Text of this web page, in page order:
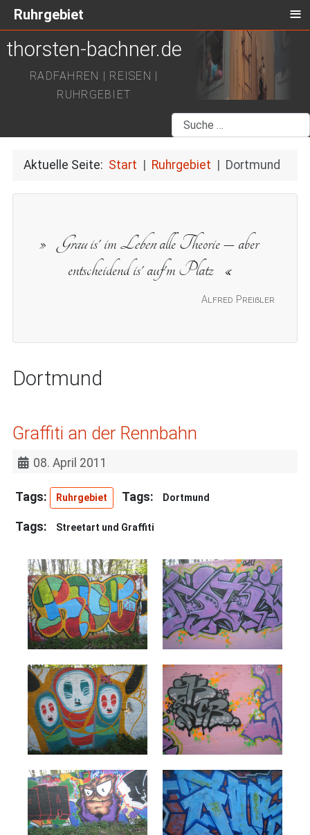
thorsten-bachner.de
RADFAHREN | REISEN |
RUHRGEBIET
Suchen
Aktuelle Seite: Start Ruhrgebiet Dortmund
Alfred Preißler
Grauis' imLebenalle Theorie – aber
entscheidend is' auf'm Platz
Dortmund
Graffiti an der Rennbahn
08. April 2011
Ruhrgebiet Dortmund
Streetart und Graffiti
Ruhrgebiet ≡